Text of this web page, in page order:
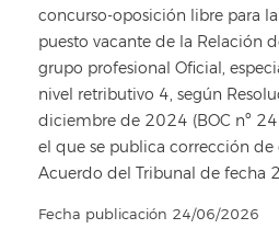
concurso-oposición libre para
puesto vacante de la Relación
grupo profesional Oficial,
nivel retributivo 4, según
diciembre de 2024 (BOC nº
el que se publica corrección de
Acuerdo del Tribunal de fecha
Fecha publicación 24/06/2026